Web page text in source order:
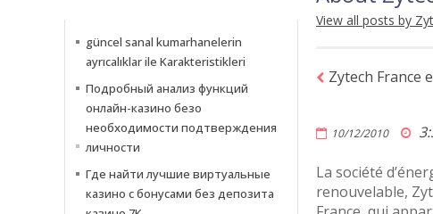
View all posts by
Zytech France
10/12/2010
La société
renouvelable,
güncel sanal kumarhanelerin
ayrıcalıklar ile Karakteristikleri
Подробный анализ функций
онлайн-казино безо
необходимости подтверждения
личности
Где найти лучшие виртуальные
казино с бонусами без депозита